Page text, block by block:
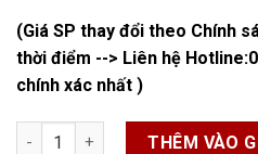
(Giá SP thay đổi theo Chính
thời điểm --> Liên hệ Hotline:
chính xác nhất )
Van Xả Tràn số lượngTHÊM VÀO